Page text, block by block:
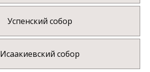
Успенский собор
Исаакиевский собор